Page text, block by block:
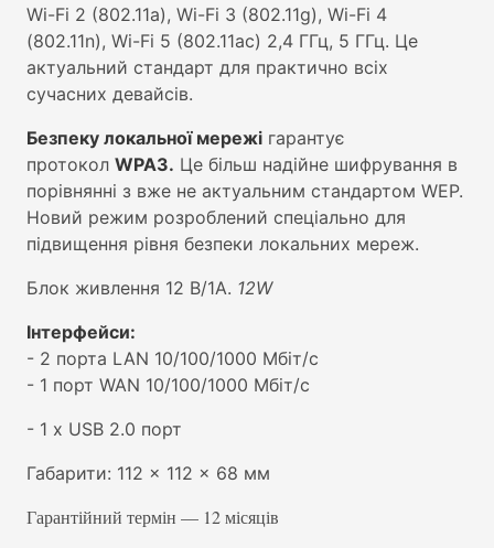
Wi-Fi 2 (802.11a), Wi-Fi 3 (802.11g), Wi-Fi 4
(802.11n), Wi-Fi 5 (802.11ac) 2,4 ГГц, 5 ГГц. Це
актуальний стандарт для практично всіх
сучасних девайсів.
Безпеку локальної мережі гарантує
протокол WPA3. Це більш надійне шифрування в
порівнянні з вже не актуальним стандартом WEP.
Новий режим розроблений спеціально для
підвищення рівня безпеки локальних мереж.
Блок живлення 12 В/1А. 12W
Інтерфейси:
- 2 порта LAN 10/100/1000 Мбіт/с
- 1 порт WAN 10/100/1000 Мбіт/с
- 1 х USB 2.0 порт
Габарити: 112 × 112 × 68 мм
Гарантійний термін — 12 місяців